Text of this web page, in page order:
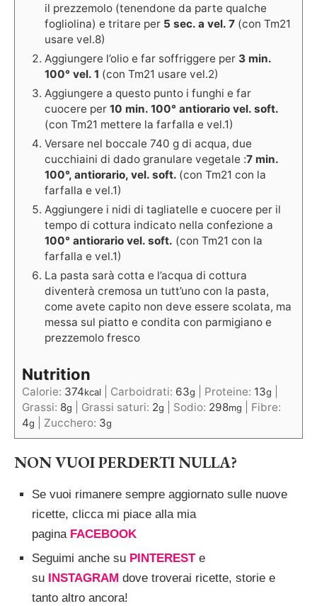
il prezzemolo (tenendone da parte qualche
fogliolina) e tritare per 5 sec. a vel. 7 (con Tm21
usare vel.8)
Aggiungere l’olio e far soffriggere per 3 min.
100° vel. 1 (con Tm21 usare vel.2)
Aggiungere a questo punto i funghi e far
cuocere per 10 min. 100° antiorario vel. soft.
(con Tm21 mettere la farfalla e vel.1)
Versare nel boccale 740 g di acqua, due
cucchiaini di dado granulare vegetale :7 min.
100°, antiorario, vel. soft. (con Tm21 con la
farfalla e vel.1)
Aggiungere i nidi di tagliatelle e cuocere per il
tempo di cottura indicato nella confezione a
100° antiorario vel. soft. (con Tm21 con la
farfalla e vel.1)
La pasta sarà cotta e l’acqua di cottura
diventerà cremosa un tutt’uno con la pasta,
come avete capito non deve essere scolata, ma
messa sul piatto e condita con parmigiano e
prezzemolo fresco
Nutrition
Calorie: 374kcal Carboidrati: 63g Proteine: 13g
Grassi: 8g Grassi saturi: 2g Sodio: 298mg
Fibre:
4g Zucchero: 3g
NON VUOI PERDERTI NULLA?
Se vuoi rimanere sempre aggiornato sulle nuove
ricette, clicca mi piace alla mia
pagina FACEBOOK
Seguimi anche su PINTERESTe
su INSTAGRAM dove troverai ricette, storie e
tanto altro ancora!